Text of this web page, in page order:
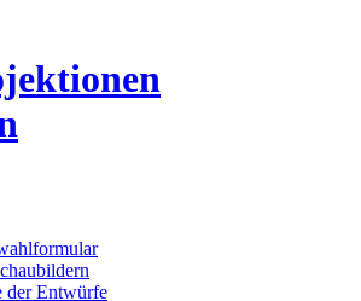
der Entwürfe